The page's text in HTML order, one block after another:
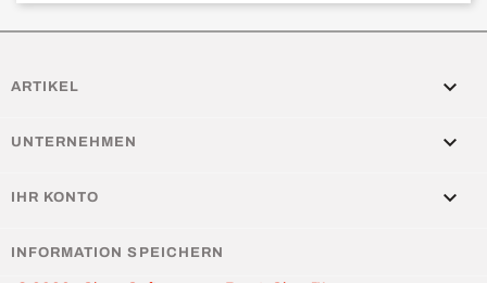
ARTIKEL 
UNTERNEHMEN 
IHR KONTO 
INFORMATION SPEICHERN